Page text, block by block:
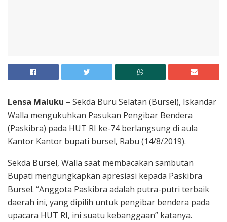
Lensa Maluku – Sekda Buru Selatan (Bursel), Iskandar
Walla mengukuhkan Pasukan Pengibar Bendera
(Paskibra) pada HUT RI ke-74 berlangsung di aula
Kantor Kantor bupati bursel, Rabu (14/8/2019).
Sekda Bursel, Walla saat membacakan sambutan
Bupati mengungkapkan apresiasi kepada Paskibra
Bursel. “Anggota Paskibra adalah putra-putri terbaik
daerah ini, yang dipilih untuk pengibar bendera pada
upacara HUT RI, ini suatu kebanggaan” katanya.